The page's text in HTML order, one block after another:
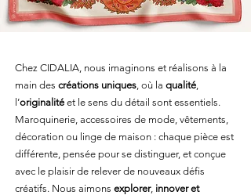
Chez CIDALIA, nous imaginons et réalisons à la
main des créations uniques, où la qualité,
l’originalité et le sens du détail sont essentiels.
Maroquinerie, accessoires de mode, vêtements,
décoration ou linge de maison : chaque pièce est
différente, pensée pour se distinguer, et conçue
avec le plaisir de relever de nouveaux défis
créatifs. Nous aimons explorer, innover et